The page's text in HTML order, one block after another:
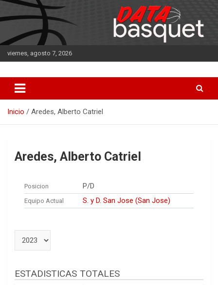
Saltar
al
contenido
viernes, agosto 7, 2026
DATA Basquet
Inicio Aredes, Alberto Catriel
Aredes, Alberto Catriel
Posicion P/D
Equipo Actual S. y D. San Jose (San Jose)
ESTADISTICAS TOTALES